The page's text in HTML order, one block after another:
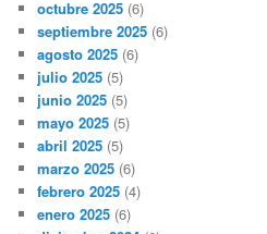
octubre 2025 (6)
septiembre 2025 (6)
agosto 2025 (6)
julio 2025 (5)
junio 2025 (5)
mayo 2025 (5)
abril 2025 (5)
marzo 2025 (6)
febrero 2025 (4)
enero 2025 (6)